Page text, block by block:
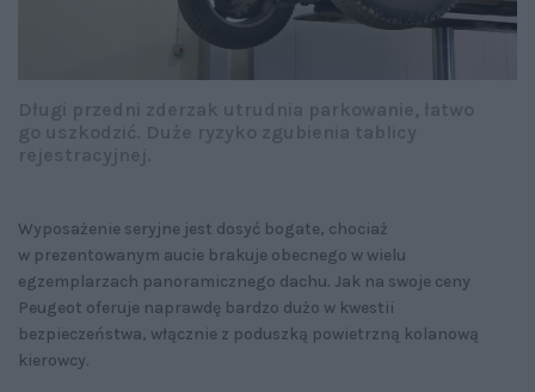
Wyposażenie seryjne jest dosyć bogate, chociaż
w prezentowanym aucie brakuje obecnego w wielu
egzemplarzach panoramicznego dachu. Jak na swoje ceny
Peugeot oferuje naprawdę bardzo dużo w kwestii
bezpieczeństwa, włącznie z poduszką powietrzną kolanową
kierowcy.